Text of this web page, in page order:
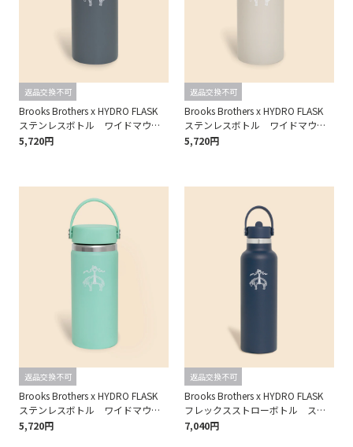
返品交換不可
Brooks Brothers x HYDRO FLASK
ステンレスボトル ワイドマウ
ス 16oz
5,720円
返品交換不可
Brooks Brothers x HYDRO FLASK
ステンレスボトル ワイドマウ
ス 16oz
5,720円
返品交換不可
Brooks Brothers x HYDRO FLASK
ステンレスボトル ワイドマウ
ス 16oz
5,720円
返品交換不可
Brooks Brothers x HYDRO FLASK
フレックスストローボトル スタ
ンダードマウス 21oz
7,040円